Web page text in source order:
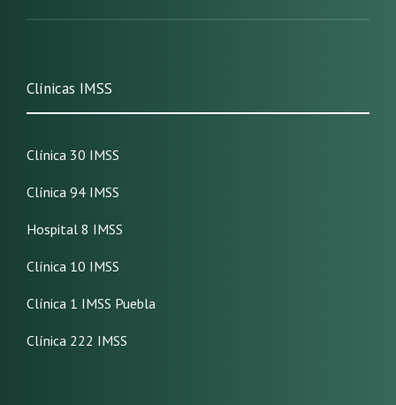
Clínicas IMSS
Clínica 30 IMSS
Clínica 94 IMSS
Hospital 8 IMSS
Clínica 10 IMSS
Clínica 1 IMSS Puebla
Clínica 222 IMSS